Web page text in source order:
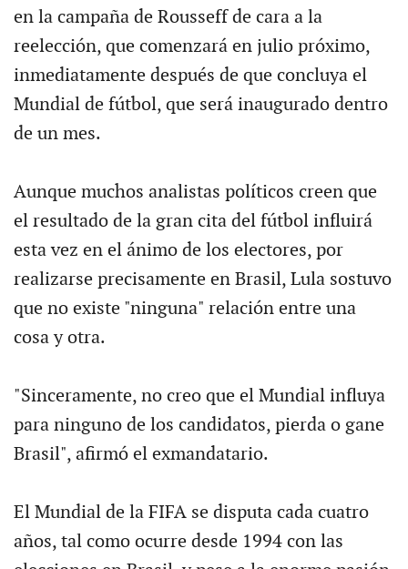
en la campaña de Rousseff de cara a la
reelección, que comenzará en julio próximo,
inmediatamente después de que concluya el
Mundial de fútbol, que será inaugurado dentro
de un mes.
Aunque muchos analistas políticos creen que
el resultado de la gran cita del fútbol influirá
esta vez en el ánimo de los electores, por
realizarse precisamente en Brasil, Lula sostuvo
que no existe "ninguna" relación entre una
cosa y otra.
"Sinceramente, no creo que el Mundial influya
para ninguno de los candidatos, pierda o gane
Brasil", afirmó el exmandatario.
El Mundial de la FIFA se disputa cada cuatro
años, tal como ocurre desde 1994 con las